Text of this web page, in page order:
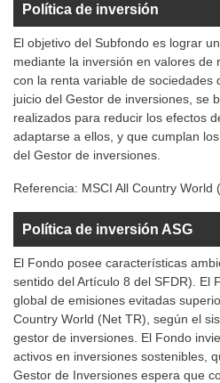
Política de inversión
El objetivo del Subfondo es lograr
mediante la inversión en valores de
con la renta variable de sociedades
juicio del Gestor de inversiones, se
realizados para reducir los efectos
adaptarse a ellos, y que cumplan
del Gestor de inversiones.
Referencia: MSCI All Country World
Política de inversión ASG
El Fondo posee características
sentido del Artículo 8 del SFDR). El
global de emisiones evitadas
Country World (Net TR), según el
gestor de inversiones. El Fondo
activos en inversiones sostenibles,
Gestor de Inversiones espera que